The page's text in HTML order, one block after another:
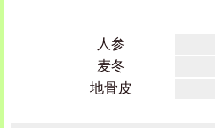
人参
麦冬
地骨皮